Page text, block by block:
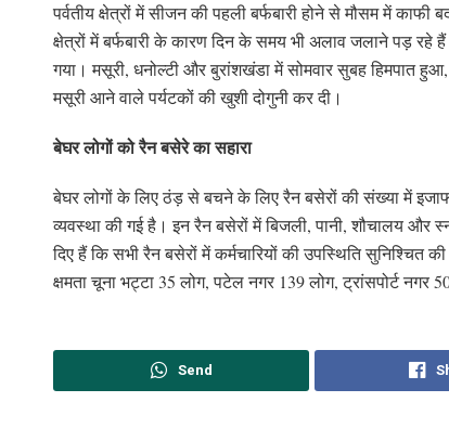
पर्वतीय क्षेत्रों में सीजन की पहली बर्फबारी होने से मौसम में
क्षेत्रों में बर्फबारी के कारण दिन के समय भी अलाव जलाने पड़ रहे
गया। मसूरी, धनोल्टी और बुरांशखंडा में सोमवार सुबह हिमपात
मसूरी आने वाले पर्यटकों की खुशी दोगुनी कर दी।
बेघर लोगों को रैन बसेरे का सहारा
बेघर लोगों के लिए ठंड़ से बचने के लिए रैन बसेरों की संख्या में
व्यवस्था की गई है। इन रैन बसेरों में बिजली, पानी, शौचालय और
दिए हैं कि सभी रैन बसेरों में कर्मचारियों की उपस्थिति
क्षमता चूना भट्टा 35 लोग, पटेल नगर 139 लोग, ट्रांसपोर्ट नगर
Send